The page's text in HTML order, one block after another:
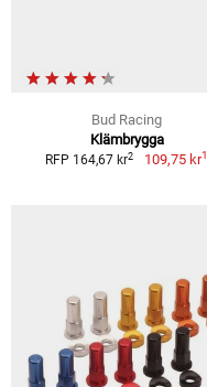
Bud Racing
Klämbrygga
RFP 164,67 kr2 109,75 kr1